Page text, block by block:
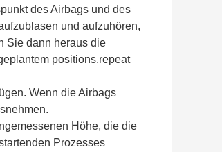
des Airbags und des
und aufzuhören,
Sie dann heraus die
positions.repeat
Wenn die Airbags
Höhe, die die
Prozesses